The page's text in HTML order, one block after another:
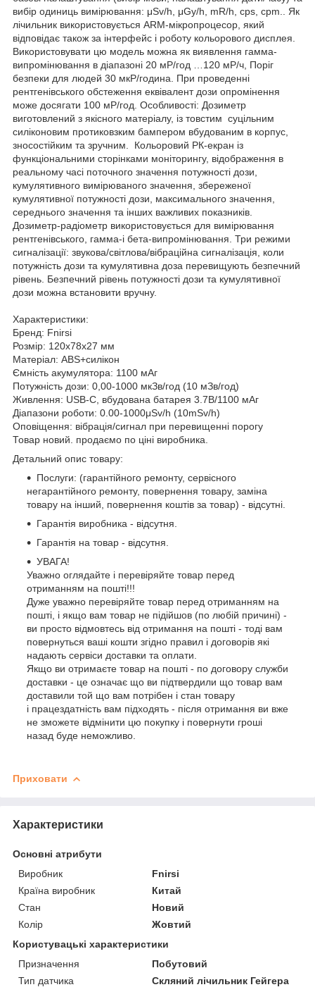
вибір одиниць вимірювання: μSv/h, μGy/h, mR/h, cps, cpm.. Як
лічильник використовується ARM-мікропроцесор, який
відповідає також за інтерфейс і роботу кольорового дисплея.
Використовувати цю модель можна як виявлення гамма-
випромінювання в діапазоні 20 мР/год …120 мР/ч, Поріг
безпеки для людей 30 мкР/година. При проведенні
рентгенівського обстеження еквівалент дози опромінення
може досягати 100 мР/год. Особливості: Дозиметр
виготовлений з якісного матеріалу, із товстим суцільним
силіконовим протиковзким бампером вбудованим в корпус,
зносостійким та зручним. Кольоровий РК-екран із
функціональними сторінками моніторингу, відображення в
реальному часі поточного значення потужності дози,
кумулятивного вимірюваного значення, збереженої
кумулятивної потужності дози, максимального значення,
середнього значення та інших важливих показників.
Дозиметр-радіометр використовується для вимірювання
рентгенівського, гамма-і бета-випромінювання. Три режими
сигналізації: звукова/світлова/вібраційна сигналізація, коли
потужність дози та кумулятивна доза перевищують безпечний
рівень. Безпечний рівень потужності дози та кумулятивної
дози можна встановити вручну.
Характеристики:
Бренд: Fnirsi
Розмір: 120x78x27 мм
Матеріал: АBS+силікон
Ємність акумулятора: 1100 мАг
Потужність дози: 0,00-1000 мкЗв/год (10 мЗв/год)
Живлення: USB-C, вбудована батарея 3.7В/1100 мАг
Діапазони роботи: 0.00-1000μSv/h (10mSv/h)
Оповіщення: вібрація/сигнал при перевищенні порогу
Товар новий. продаємо по ціні виробника.
Детальний опис товару:
Послуги: (гарантійного ремонту, сервісного
негарантійного ремонту, повернення товару, заміна
товару на інший, повернення коштів за товар) - відсутні.
Гарантія виробника - відсутня.
Гарантія на товар - відсутня.
УВАГА!
Уважно оглядайте і перевіряйте товар перед
отриманням на пошті!!!
Дуже уважно перевіряйте товар перед отриманням на
пошті, і якщо вам товар не підійшов (по любій причині) -
ви просто відмовтесь від отримання на пошті - тоді вам
повернуться ваші кошти згідно правил і договорів які
надають сервіси доставки та оплати.
Якщо ви отримаєте товар на пошті - по договору служби
доставки - це означає що ви підтвердили що товар вам
доставили той що вам потрібен і стан товару
і працездатність вам підходять - після отримання ви вже
не зможете відмінити цю покупку і повернути гроші
назад буде неможливо.
Приховати
Характеристики
Основні атрибути
Виробник
Fnirsi
Країна виробник
Китай
Стан
Новий
Колір
Жовтий
Користувацькі характеристики
Призначення
Побутовий
Тип датчика
Скляний лічильник Гейгера